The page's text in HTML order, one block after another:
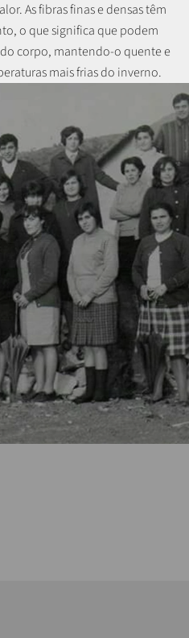
As fibras finas e densas têm
o que significa que podem
corpo, mantendo-o quente e
mais frias do inverno.